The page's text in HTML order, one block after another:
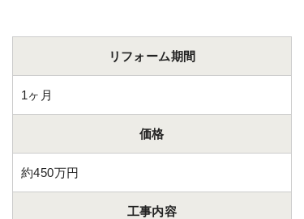
リフォーム期間
1ヶ月
価格
約450万円
工事内容